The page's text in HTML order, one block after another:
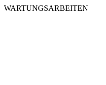
WARTUNGSARBEITEN